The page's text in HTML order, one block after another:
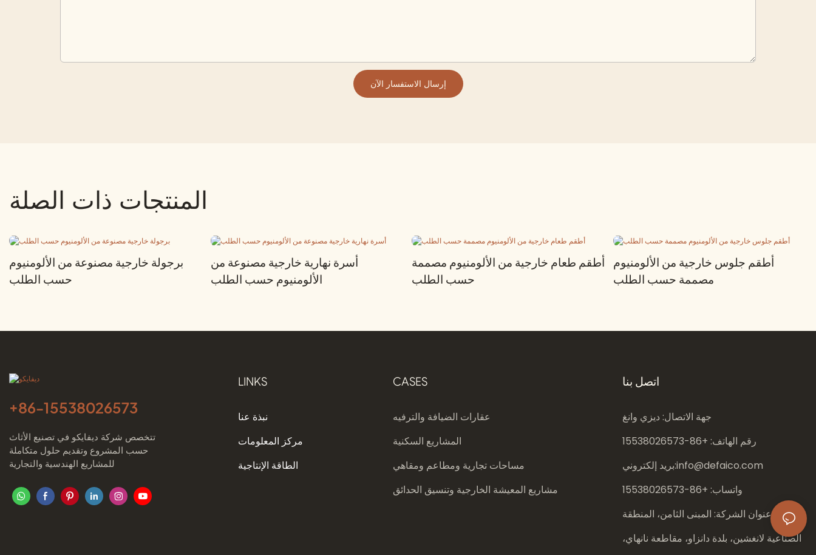
إرسال الاستفسار الآن
المنتجات ذات الصلة
برجولة خارجية مصنوعة من الألومنيوم
حسب الطلب
أسرة نهارية خارجية مصنوعة من
الألومنيوم حسب الطلب
أطقم طعام خارجية من الألومنيوم مصممة
حسب الطلب
أطقم جلوس خارجية من الألومنيوم
مصممة حسب الطلب
+86-15538026573
تتخصص شركة ديفايكو في تصنيع الأثاث
حسب المشروع وتقديم حلول متكاملة
للمشاريع الهندسية والتجارية
LINKS
نبذة عنا
مركز المعلومات
الطاقة الإنتاجية
CASES
عقارات الضيافة والترفيه
المشاريع السكنية
مساحات تجارية ومطاعم ومقاهي
مشاريع المعيشة الخارجية وتنسيق الحدائق
اتصل بنا
جهة الاتصال: ديزي وانغ
رقم الهاتف: +86-
15538026573
بريد إلكتروني:info@defaico.com
واتساب: +86-
15538026573
عنوان الشركة: المبنى الثامن، المنطقة
الصناعية لانغشين، بلدة دانزاو، مقاطعة نانهاي،